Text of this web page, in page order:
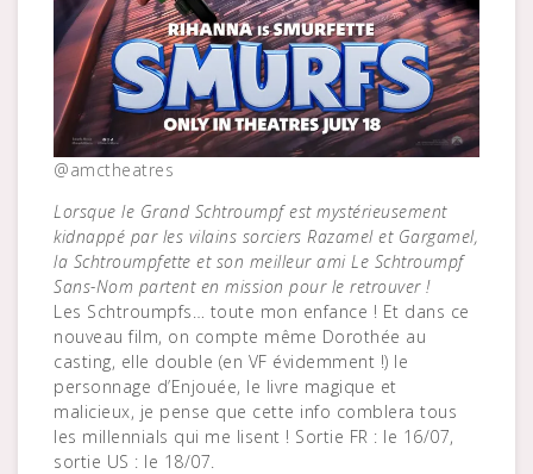
@amctheatres
Lorsque le Grand Schtroumpf est mystérieusement
kidnappé par les vilains sorciers Razamel et Gargamel,
la Schtroumpfette et son meilleur ami Le Schtroumpf
Sans-Nom partent en mission pour le retrouver !
Les Schtroumpfs… toute mon enfance ! Et dans ce
nouveau film, on compte même Dorothée au
casting, elle double (en VF évidemment !) le
personnage d’Enjouée, le livre magique et
malicieux, je pense que cette info comblera tous
les millennials qui me lisent ! Sortie FR : le 16/07,
sortie US : le 18/07.